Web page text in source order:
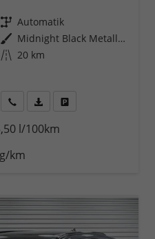
Getriebe Automatik
Außenfarbe
Midnight Black Metallic (0E)
Kilometerstand 20 km
anfordern
Datei,
l/100km
km